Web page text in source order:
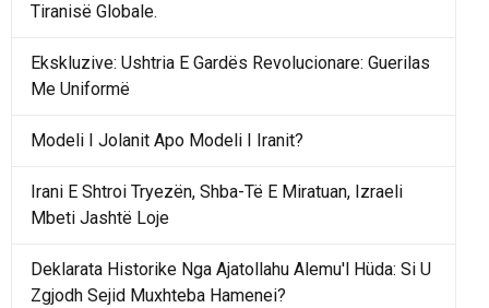
Tiranisë Globale.
Ekskluzive: Ushtria E Gardës Revolucionare: Guerilas
Me Uniformë
Modeli I Jolanit Apo Modeli I Iranit?
Irani E Shtroi Tryezën, Shba-Të E Miratuan, Izraeli
Mbeti Jashtë Loje
Deklarata Historike Nga Ajatollahu Alemu'l Hüda: Si U
Zgjodh Sejid Muxhteba Hamenei?